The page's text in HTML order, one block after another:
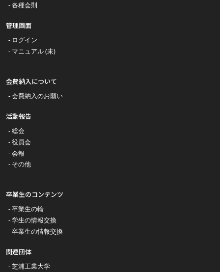
各種会則
管理画面
ログイン
マニュアル (未)
会費納入について
会費納入のお願い
活動報告
総会
役員会
会報
その他
卒業生のコンテンツ
卒業生の輪
学生の情報交換
卒業生の情報交換
関連団体
芝浦工業大学